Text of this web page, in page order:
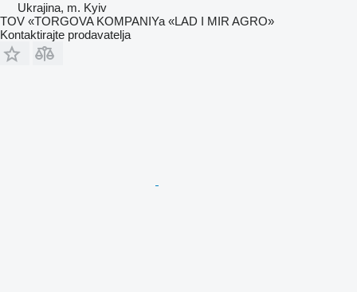
Ukrajina, m. Kyiv
TOV «TORGOVA KOMPANIYa «LAD I MIR AGRO»
Kontaktirajte prodavatelja